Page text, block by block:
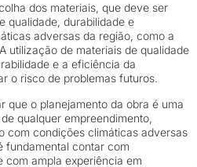
dos materiais, que deve ser
qualidade, durabilidade e
adversas da região, como a
utilização de materiais de qualidade
e a eficiência da
o risco de problemas futuros.
que o planejamento da obra é uma
qualquer empreendimento,
com condições climáticas adversas
fundamental contar com
com ampla experiência em